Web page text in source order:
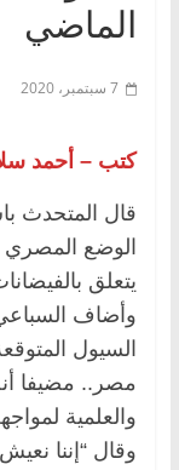
الماضي
7 سبتمبر، 2020
كتب – أحمد
قال المتحدث
الوضع
يتعلق
وأضاف
السيول
مصر.. مضيفا أنه
والعلمية
وقال “إننا